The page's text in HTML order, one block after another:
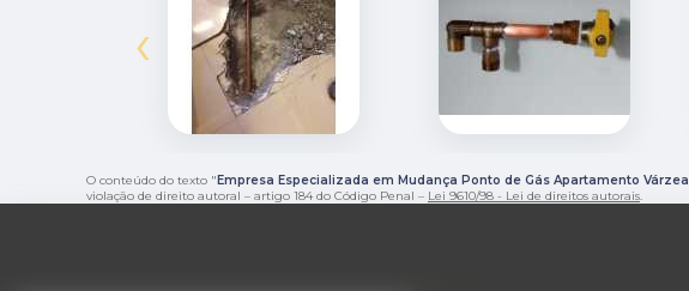
‹
O conteúdo do texto " Empresa Especializada em Mudança Ponto de Gás Apartamento Várzea
violação de direito autoral – artigo 184 do Código Penal – Lei 9610/98 - Lei de direitos autorais.